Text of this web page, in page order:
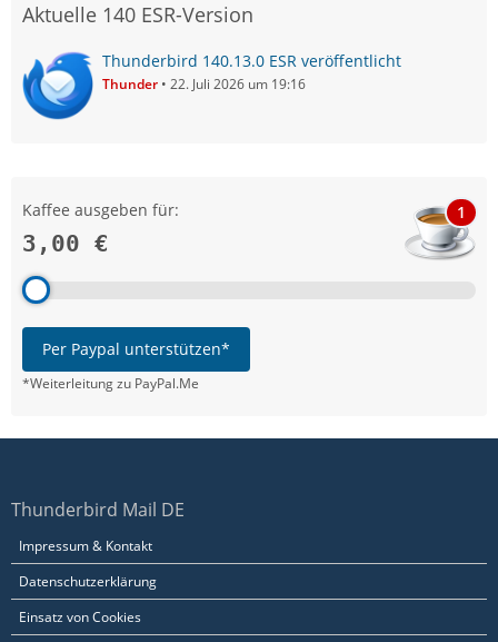
Aktuelle 140 ESR-Version
Thunderbird 140.13.0 ESR veröffentlicht
Thunder 22. Juli 2026 um 19:16
Kaffee ausgeben für:
3,00 €
1
Per Paypal unterstützen*
*Weiterleitung zu PayPal.Me
Thunderbird Mail DE
Impressum & Kontakt
Datenschutzerklärung
Einsatz von Cookies